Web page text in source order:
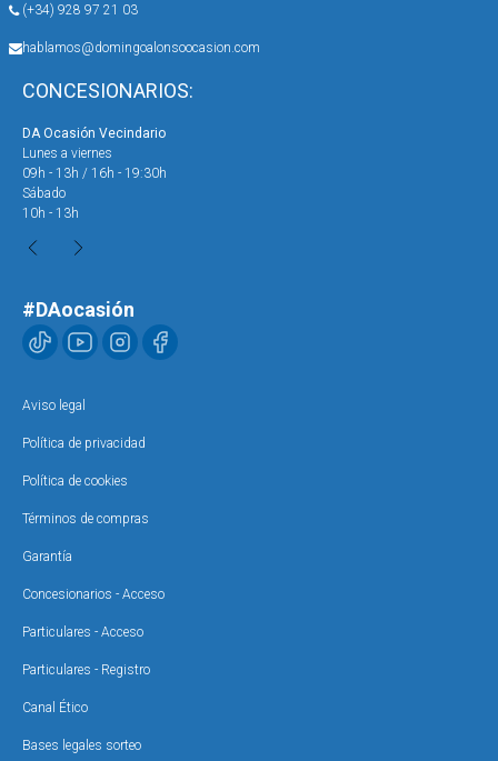
(+34) 928 97 21 03
hablamos@domingoalonsoocasion.com
CONCESIONARIOS:
DA Ocasión Vecindario
Lunes a viernes
09h - 13h / 16h - 19:30h
Sábado
10h - 13h
#DAocasión
Aviso legal
Política de privacidad
Política de cookies
Términos de compras
Garantía
Concesionarios - Acceso
Particulares - Acceso
Particulares - Registro
Canal Ético
Bases legales sorteo